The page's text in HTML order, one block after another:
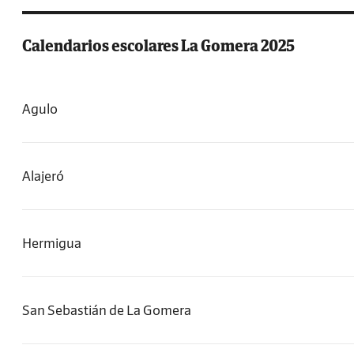
Calendarios escolares La Gomera 2025
Agulo
Alajeró
Hermigua
San Sebastián de La Gomera